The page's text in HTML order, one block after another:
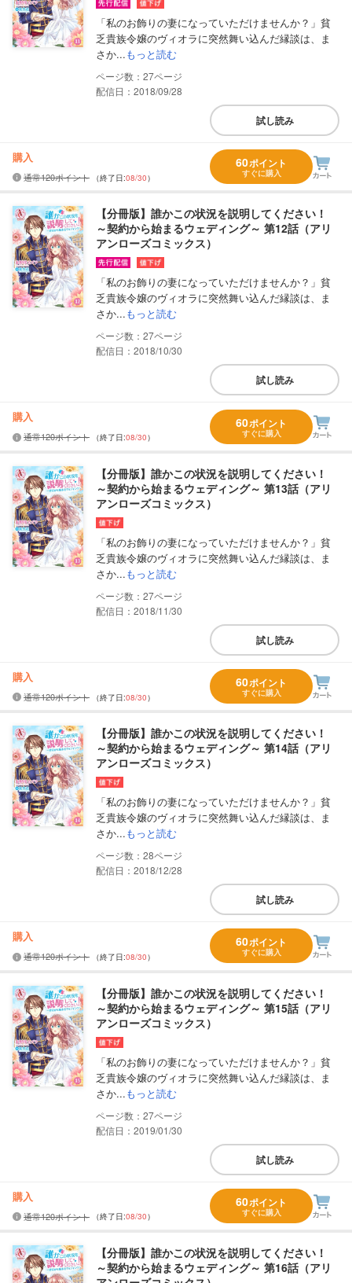
「私のお飾りの妻になっていただけませんか？」貧
乏貴族令嬢のヴィオラに突然舞い込んだ縁談は、ま
さか...もっと読む
27
配信日：2018/09/28
試し読み
購入
通常120ポイント （終了日:08/30）
60ポイント
すぐに購入
【分冊版】誰かこの状況を説明してください！
～契約から始まるウェディング～ 第12話（アリ
アンローズコミックス）
「私のお飾りの妻になっていただけませんか？」貧
乏貴族令嬢のヴィオラに突然舞い込んだ縁談は、ま
さか...もっと読む
27
配信日：2018/10/30
試し読み
購入
通常120ポイント （終了日:08/30）
60ポイント
すぐに購入
【分冊版】誰かこの状況を説明してください！
～契約から始まるウェディング～ 第13話（アリ
アンローズコミックス）
「私のお飾りの妻になっていただけませんか？」貧
乏貴族令嬢のヴィオラに突然舞い込んだ縁談は、ま
さか...もっと読む
27
配信日：2018/11/30
試し読み
購入
通常120ポイント （終了日:08/30）
60ポイント
すぐに購入
【分冊版】誰かこの状況を説明してください！
～契約から始まるウェディング～ 第14話（アリ
アンローズコミックス）
「私のお飾りの妻になっていただけませんか？」貧
乏貴族令嬢のヴィオラに突然舞い込んだ縁談は、ま
さか...もっと読む
28
配信日：2018/12/28
試し読み
購入
通常120ポイント （終了日:08/30）
60ポイント
すぐに購入
【分冊版】誰かこの状況を説明してください！
～契約から始まるウェディング～ 第15話（アリ
アンローズコミックス）
「私のお飾りの妻になっていただけませんか？」貧
乏貴族令嬢のヴィオラに突然舞い込んだ縁談は、ま
さか...もっと読む
27
配信日：2019/01/30
試し読み
購入
通常120ポイント （終了日:08/30）
60ポイント
すぐに購入
【分冊版】誰かこの状況を説明してください！
～契約から始まるウェディング～ 第16話（アリ